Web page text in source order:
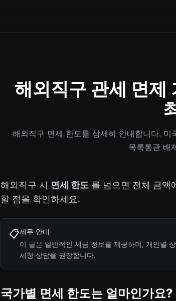
해외직구 관세 면
해외직구 면세 한도를 상세히 안내합니다.
목록통관 배
해외직구 시 면세 한도 를 넘으면 전체 금액
할 점을 확인하세요.
📋세무 안내
이 글은 일반적인 세금 정보를 제공하며, 개인별
세청 상담을 권장합니다.
국가별 면세 한도는 얼마인가요?